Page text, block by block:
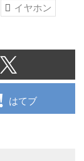
イヤホン
はてブ